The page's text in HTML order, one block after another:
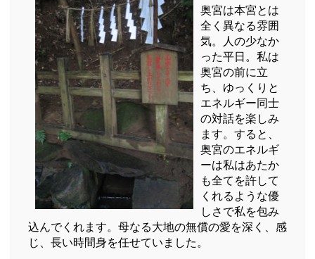
奥宮は本宮とは
全く異なる雰囲
気。人の少なか
った平日。私は
奥宮の前に立
ち、ゆっくりと
エネルギー同士
の対話を楽しみ
ます。すると、
奥宮のエネルギ
ーは私はあたか
も全てを許して
くれるような優
しさで私を包み
込んでくれます。母なる大地の無償の愛を深く、感
じ、長い時間身を任せていました。